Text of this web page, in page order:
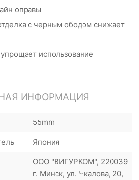
оправы
с черным ободом снижает
использование
ИНФОРМАЦИЯ
55mm
Япония
ООО "ВИГУРКОМ", 220039
г. Минск, ул. Чкалова, 20,